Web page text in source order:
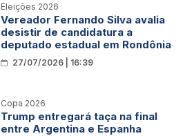
Eleições 2026
Vereador Fernando Silva avalia
desistir de candidatura a
deputado estadual em Rondônia
27/07/2026 | 16:39
Copa 2026
Trump entregará taça na final
entre Argentina e Espanha